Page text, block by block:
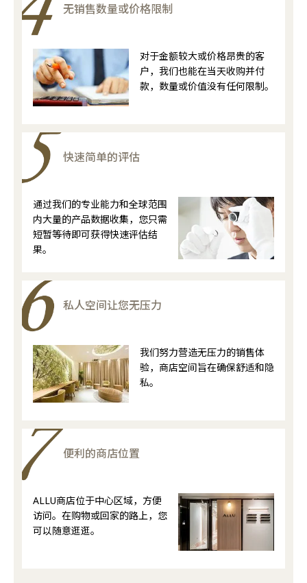
无销售数量或价格限制
对于金额较大或价格昂贵的客
户，我们也能在当天收购并付
款，数量或价值没有任何限制。
快速简单的评估
通过我们的专业能力和全球范围
内大量的产品数据收集，您只需
短暂等待即可获得快速评估结
果。
私人空间让您无压力
我们努力营造无压力的销售体
验，商店空间旨在确保舒适和隐
私。
便利的商店位置
ALLU商店位于中心区域，方便
访问。在购物或回家的路上，您
可以随意逛逛。